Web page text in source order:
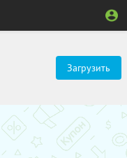
Загрузить